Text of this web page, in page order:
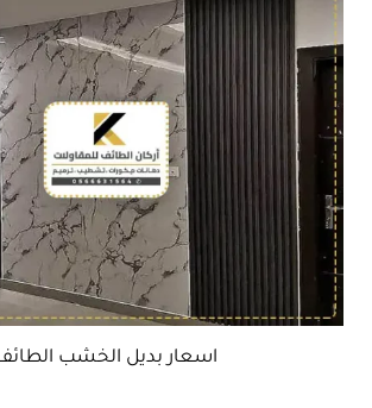
اسعار بديل الخشب